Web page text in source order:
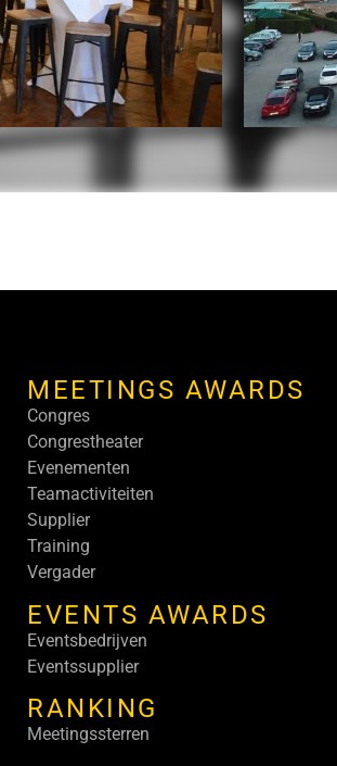
MEETINGS AWARDS
Congres
Congrestheater
Evenementen
Teamactiviteiten
Supplier
Training
Vergader
EVENTS AWARDS
Eventsbedrijven
Eventssupplier
RANKING
Meetingssterren